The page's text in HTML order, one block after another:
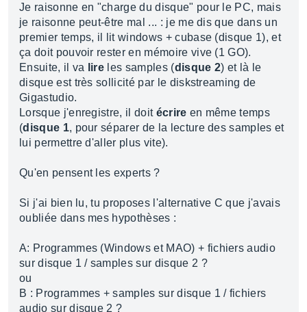
Je raisonne en "charge du disque" pour le PC, mais
je raisonne peut-être mal ... : je me dis que dans un
premier temps, il lit windows + cubase (disque 1), et
ça doit pouvoir rester en mémoire vive (1 GO).
Ensuite, il va
lire les samples (disque 2) et là le
disque est très sollicité par le diskstreaming de
Gigastudio.
Lorsque j'enregistre, il doit écrire en même temps
(disque 1, pour séparer de la lecture des samples et
lui permettre d'aller plus vite).
Qu'en pensent les experts ?
Si j'ai bien lu, tu proposes l'alternative C que j'avais
oubliée dans mes hypothèses :
A: Programmes (Windows et MAO) + fichiers audio
sur disque 1 / samples sur disque 2 ?
ou
B : Programmes + samples sur disque 1 / fichiers
audio sur disque 2 ?